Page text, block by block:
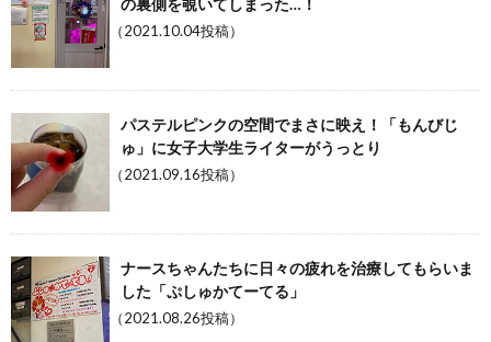
（2021.10.04投稿）
パステルピンクの空間でまさに映え！「もんびじ
ゅ」に女子大学生ライターがうっとり
（2021.09.16投稿）
ナースちゃんたちに日々の疲れを治療してもらいま
した「ぷしゅかてーてる」
（2021.08.26投稿）